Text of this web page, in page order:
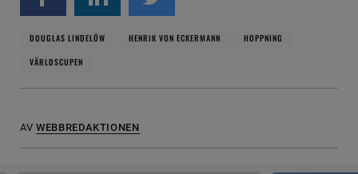
DOUGLAS LINDELÖW HENRIK VON ECKERMANN
HOPPNING
VÄRLDSCUPEN
AV WEBBREDAKTIONEN